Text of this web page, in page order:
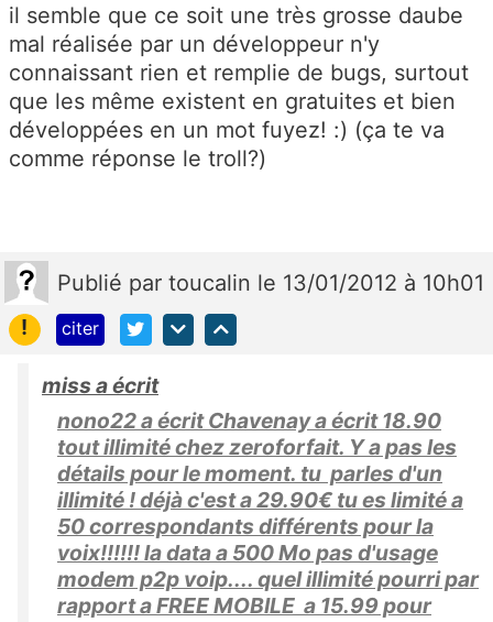
il semble que ce soit une très grosse daube
mal réalisée par un développeur n'y
connaissant rien et remplie de bugs, surtout
que les même existent en gratuites et bien
développées en un mot fuyez! :) (ça te va
comme réponse le troll?)
Publié par toucalin le 13/01/2012 à 10h01
!
citer
miss a écrit
nono22 a écrit Chavenay a écrit 18.90
tout illimité chez zeroforfait. Y a pas les
détails pour le moment. tu parles d'un
illimité ! déjà c'est a 29.90€ tu es limité a
50 correspondants différents pour la
voix!!!!!! la data a 500 Mo pas d'usage
modem p2p voip.... quel illimité pourri par
rapport a FREE MOBILE a 15.99 pour